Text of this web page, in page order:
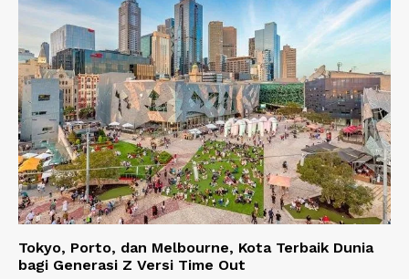
Tokyo, Porto, dan Melbourne, Kota Terbaik Dunia
bagi Generasi Z Versi Time Out